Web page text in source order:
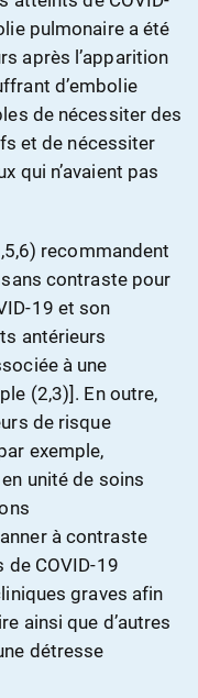
pulmonaire a été
après l’apparition
d’embolie
de nécessiter des
et de nécessiter
qui n’avaient pas
recommandent
contraste pour
19 et son
antérieurs
à une
(2,3)]. En outre,
de risque
exemple,
unité de soins
à contraste
COVID-19
graves afin
ainsi que d’autres
détresse